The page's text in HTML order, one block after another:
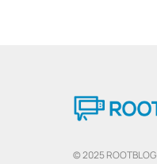
© 2025 ROOTBLOG